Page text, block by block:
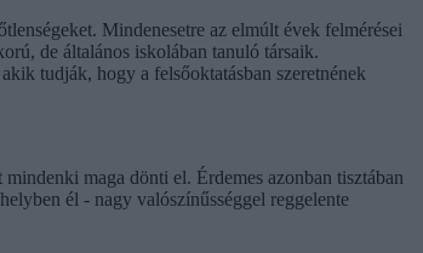
Mindenesetre az elmúlt évek felmérései
de általános iskolában tanuló társaik.
tudják, hogy a felsőoktatásban szeretnének
maga dönti el. Érdemes azonban tisztában
él - nagy valószínűsséggel reggelente